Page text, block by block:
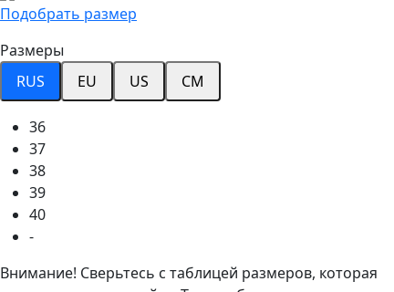
Подобрать размер
Размеры
RUS
EU US CM
36
37
38
39
40
-
Внимание! Сверьтесь с таблицей размеров, которая